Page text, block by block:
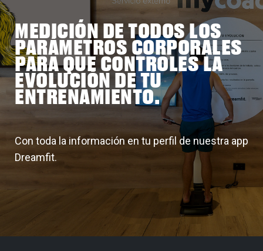
MEDICIÓN DE TODOS LOS
PARÁMETROS CORPORALES
PARA QUE CONTROLES LA
EVOLUCIÓN DE TU
ENTRENAMIENTO.
Con toda la información en tu perfil de nuestra app
Dreamfit.